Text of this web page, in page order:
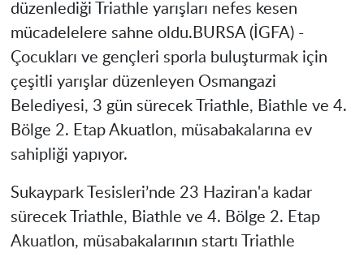
düzenlediği Triathle yarışları nefes kesen
mücadelelere sahne oldu. BURSA (İGFA) -
Çocukları ve gençleri sporla buluşturmak için
çeşitli yarışlar düzenleyen Osmangazi
Belediyesi, 3 gün sürecek Triathle, Biathle ve 4.
Bölge 2. Etap Akuatlon, müsabakalarına ev
sahipliği yapıyor.
Sukaypark Tesisleri’nde 23 Haziran'a kadar
sürecek Triathle, Biathle ve 4. Bölge 2. Etap
Akuatlon, müsabakalarının startı Triathle